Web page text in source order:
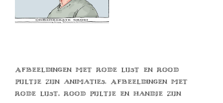
Afbeeldingen met rode lijst en rood
pijltje zijn animaties. Afbeeldingen met
rode lijst, rood pijltje en handje zijn